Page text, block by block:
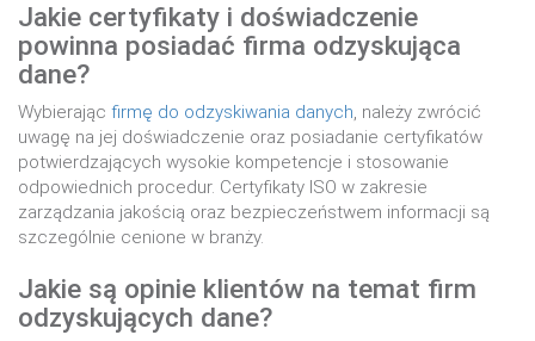
Jakie certyfikaty i doświadczenie
powinna posiadać firma odzyskująca
dane?
Wybierając firmę do odzyskiwania danych, należy zwrócić
uwagę na jej doświadczenie oraz posiadanie certyfikatów
potwierdzających wysokie kompetencje i stosowanie
odpowiednich procedur. Certyfikaty ISO w zakresie
zarządzania jakością oraz bezpieczeństwem informacji są
szczególnie cenione w branży.
Jakie są opinie klientów na temat firm
odzyskujących dane?